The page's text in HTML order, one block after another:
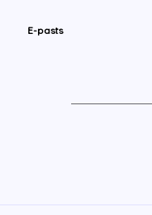
E-pasts